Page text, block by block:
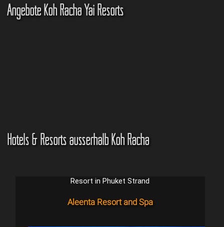
Angebote Koh Racha Yai Resorts
Hotels & Resorts ausserhalb Koh Racha
Resort in Phuket Strand
Aleenta Resort and Spa